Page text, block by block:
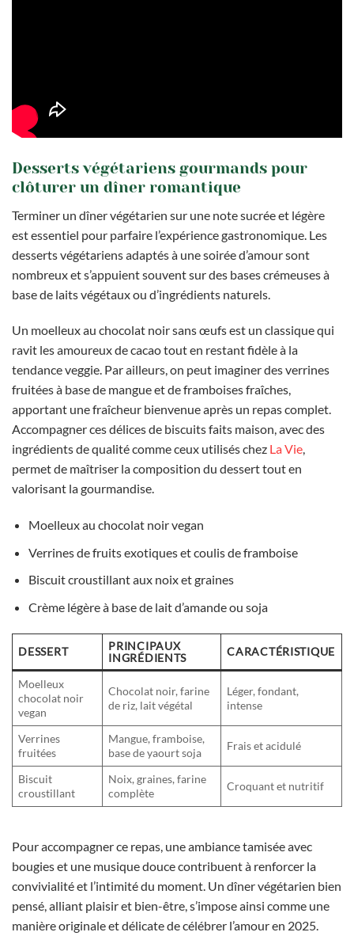
Desserts végétariens gourmands pour
clôturer un dîner romantique
Terminer un dîner végétarien sur une note sucrée et légère
est essentiel pour parfaire l’expérience gastronomique. Les
desserts végétariens adaptés à une soirée d’amour sont
nombreux et s’appuient souvent sur des bases crémeuses à
base de laits végétaux ou d’ingrédients naturels.
Un moelleux au chocolat noir sans œufs est un classique qui
ravit les amoureux de cacao tout en restant fidèle à la
tendance veggie. Par ailleurs, on peut imaginer des verrines
fruitées à base de mangue et de framboises fraîches,
apportant une fraîcheur bienvenue après un repas complet.
Accompagner ces délices de biscuits faits maison, avec des
ingrédients de qualité comme ceux utilisés chez La Vie,
permet de maîtriser la composition du dessert tout en
valorisant la gourmandise.
Moelleux au chocolat noir vegan
Verrines de fruits exotiques et coulis de framboise
Biscuit croustillant aux noix et graines
Crème légère à base de lait d’amande ou soja
DESSERT
PRINCIPAUX
INGRÉDIENTS
CARACTÉRISTIQUE
Moelleux
chocolat noir
vegan
Chocolat noir, farine
de riz, lait végétal
Léger, fondant,
intense
Verrines
fruitées
Mangue, framboise,
base de yaourt soja
Frais et acidulé
Biscuit
croustillant
Noix, graines, farine
complète
Croquant et nutritif
Pour accompagner ce repas, une ambiance tamisée avec
bougies et une musique douce contribuent à renforcer la
convivialité et l’intimité du moment. Un dîner végétarien bien
pensé, alliant plaisir et bien-être, s’impose ainsi comme une
manière originale et délicate de célébrer l’amour en 2025.